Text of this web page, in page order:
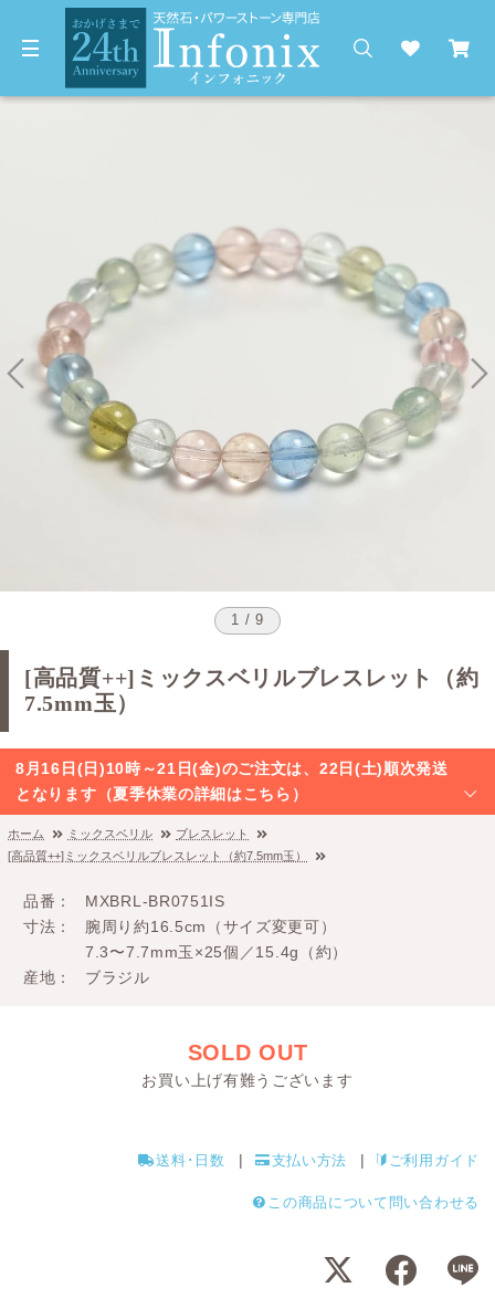
1 / 9
[高品質++]ミックスベリルブレスレット（約
7.5mm玉）
8月16日(日)10時～21日(金)のご注文は、22日(土)順次発送
となります（夏季休業の詳細はこちら）
ホーム ミックスベリル
ブレスレット
[高品質++]ミックスベリルブレスレット（約7.5mm玉）
品番
MXBRL-BR0751IS
寸法
腕周り約16.5cm（サイズ変更可）
7.3〜7.7mm玉×25個／15.4g（約）
産地
ブラジル
SOLD OUT
お買い上げ有難うございます
送料･日数 支払い方法 ご利用ガイド
この商品について問い合わせる